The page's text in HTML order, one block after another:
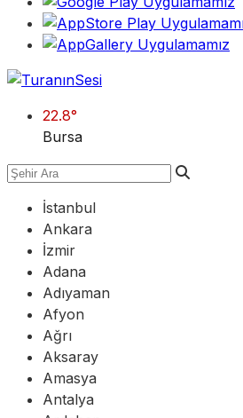
22.8°
Bursa
İstanbul
Ankara
İzmir
Adana
Adıyaman
Afyon
Ağrı
Aksaray
Amasya
Antalya